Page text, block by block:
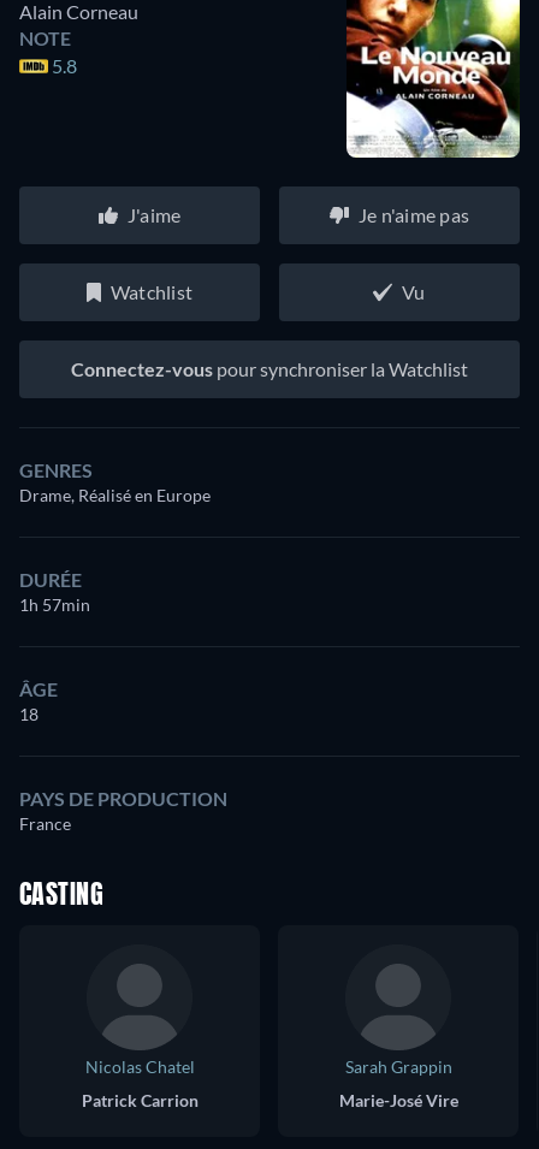
Alain Corneau
NOTE
5.8
J'aime Je n'aime pas
Watchlist Vu
Connectez-vous pour synchroniser la Watchlist
GENRES
Drame, Réalisé en Europe
DURÉE
1h 57min
ÂGE
18
PAYS DE PRODUCTION
France
CASTING
Nicolas Chatel
Patrick Carrion
Sarah Grappin
Marie-José Vire